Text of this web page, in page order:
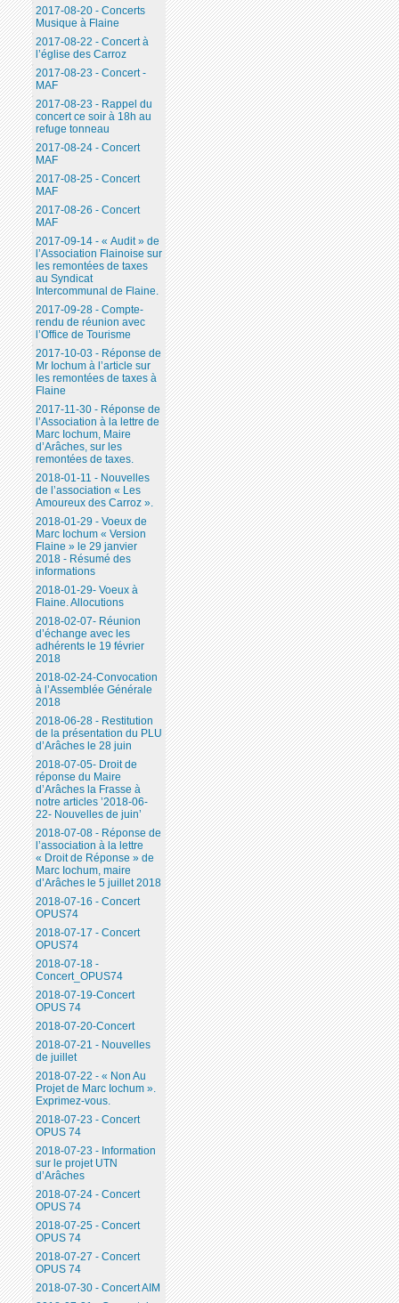
2017-08-20 - Concerts
Musique à Flaine
2017-08-22 - Concert à
l’église des Carroz
2017-08-23 - Concert -
MAF
2017-08-23 - Rappel du
concert ce soir à 18h au
refuge tonneau
2017-08-24 - Concert
MAF
2017-08-25 - Concert
MAF
2017-08-26 - Concert
MAF
2017-09-14 - « Audit » de
l’Association Flainoise sur
les remontées de taxes
au Syndicat
Intercommunal de Flaine.
2017-09-28 - Compte-
rendu de réunion avec
l’Office de Tourisme
2017-10-03 - Réponse de
Mr Iochum à l’article sur
les remontées de taxes à
Flaine
2017-11-30 - Réponse de
l’Association à la lettre de
Marc Iochum, Maire
d’Arâches, sur les
remontées de taxes.
2018-01-11 - Nouvelles
de l’association « Les
Amoureux des Carroz ».
2018-01-29 - Voeux de
Marc Iochum « Version
Flaine » le 29 janvier
2018 - Résumé des
informations
2018-01-29- Voeux à
Flaine. Allocutions
2018-02-07- Réunion
d’échange avec les
adhérents le 19 février
2018
2018-02-24-Convocation
à l’Assemblée Générale
2018
2018-06-28 - Restitution
de la présentation du PLU
d’Arâches le 28 juin
2018-07-05- Droit de
réponse du Maire
d’Arâches la Frasse à
notre articles ’2018-06-
22- Nouvelles de juin’
2018-07-08 - Réponse de
l’association à la lettre
« Droit de Réponse » de
Marc Iochum, maire
d’Arâches le 5 juillet 2018
2018-07-16 - Concert
OPUS74
2018-07-17 - Concert
OPUS74
2018-07-18 -
Concert_OPUS74
2018-07-19-Concert
OPUS 74
2018-07-20-Concert
2018-07-21 - Nouvelles
de juillet
2018-07-22 - « Non Au
Projet de Marc Iochum ».
Exprimez-vous.
2018-07-23 - Concert
OPUS 74
2018-07-23 - Information
sur le projet UTN
d’Arâches
2018-07-24 - Concert
OPUS 74
2018-07-25 - Concert
OPUS 74
2018-07-27 - Concert
OPUS 74
2018-07-30 - Concert AIM